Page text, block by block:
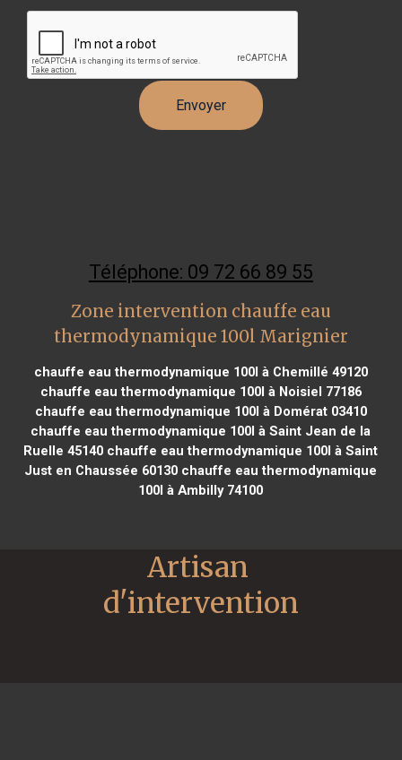
Téléphone: 09 72 66 89 55
Zone intervention chauffe eau
thermodynamique 100l Marignier
chauffe eau thermodynamique 100l à Chemillé 49120
chauffe eau thermodynamique 100l à Noisiel 77186
chauffe eau thermodynamique 100l à Domérat 03410
chauffe eau thermodynamique 100l à Saint Jean de la
Ruelle 45140 chauffe eau thermodynamique 100l à Saint
Just en Chaussée 60130 chauffe eau thermodynamique
100l à Ambilly 74100
Artisan
d'intervention